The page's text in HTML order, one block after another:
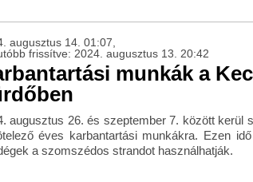
augusztus 14. 01:07,
frissítve: 2024. augusztus 13. 20:42
munkák a
augusztus 26. és szeptember 7. között kerül
éves karbantartási munkákra. Ezen
a szomszédos strandot használhatják.